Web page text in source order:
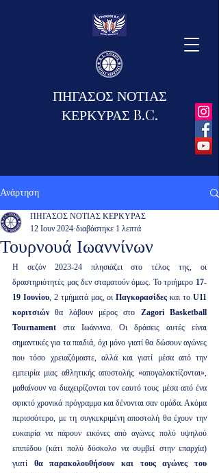
ΠΗΓΑΣΟΣ ΝΟΤΙΑΣ
ΚΕΡΚΥΡΑΣ B.C.
Ανάρτηση
Τουρνουά Ιωαννίνων
ΠΗΓΑΣΟΣ ΝΟΤΙΑΣ ΚΕΡΚΥΡΑΣ
12 Ιουν 2024 διαβάστηκε 1 λεπτά
Η σεζόν 2023-24 πλησιάζει στο τέλος της, οι
δραστηριότητές μας δεν σταματούν όμως. Το τριήμερο 17-
19 Ιουνίου, 2 τμήματά μας, οι Παγκορασίδες και το U11
κοριτσιών θα λάβουν μέρος στο Zagori Basketball
Tournament στα Ιωάννινα. Οι δράσεις αυτές είναι
σημαντικές για τα παιδιά, όχι μόνο γιατί θα δώσουν αγώνες
που τόσο χρειαζόμαστε, αλλά και γιατί μέσα από την
εμπειρία μιας αθλητικής αποστολής «απογαλακτίζονται»,
μαθαίνουν να διαχειρίζονται τον εαυτό τους μέσα από ένα
σφικτό χρονικά πρόγραμμα και δένονται σαν ομάδα. Ακόμα
περισσότερο, με τη συγκεκριμένη αποστολή θα έχουν την
ευκαιρία να πάρουν εικόνες από αγώνες πολύ υψηλού
επιπέδου (κάτι πολύ δύσκολο να συμβεί στην επαρχία)
γιατί θα παρακολουθήσουν και τους αγώνες του